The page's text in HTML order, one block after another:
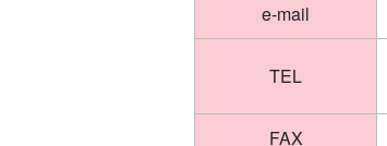
e-mail
TEL
FAX